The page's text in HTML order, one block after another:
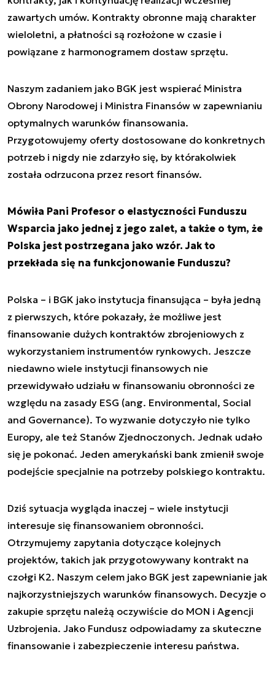
zawartych umów. Kontrakty obronne mają charakter
wieloletni, a płatności są rozłożone w czasie i
powiązane z harmonogramem dostaw sprzętu.
Naszym zadaniem jako BGK jest wspierać Ministra
Obrony Narodowej i Ministra Finansów w zapewnianiu
optymalnych warunków finansowania.
Przygotowujemy oferty dostosowane do konkretnych
potrzeb i nigdy nie zdarzyło się, by którakolwiek
została odrzucona przez resort finansów.
Mówiła Pani Profesor o elastyczności Funduszu
Wsparcia jako jednej z jego zalet, a także o tym, że
Polska jest postrzegana jako wzór. Jak to
przekłada się na funkcjonowanie Funduszu?
Polska – i BGK jako instytucja finansująca – była jedną
z pierwszych, które pokazały, że możliwe jest
finansowanie dużych kontraktów zbrojeniowych z
wykorzystaniem instrumentów rynkowych. Jeszcze
niedawno wiele instytucji finansowych nie
przewidywało udziału w finansowaniu obronności ze
względu na zasady ESG (ang. Environmental, Social
and Governance). To wyzwanie dotyczyło nie tylko
Europy, ale też Stanów Zjednoczonych. Jednak udało
się je pokonać. Jeden amerykański bank zmienił swoje
podejście specjalnie na potrzeby polskiego kontraktu.
Dziś sytuacja wygląda inaczej – wiele instytucji
interesuje się finansowaniem obronności.
Otrzymujemy zapytania dotyczące kolejnych
projektów, takich jak przygotowywany kontrakt na
czołgi K2. Naszym celem jako BGK jest zapewnianie jak
najkorzystniejszych warunków finansowych. Decyzje o
zakupie sprzętu należą oczywiście do MON i Agencji
Uzbrojenia. Jako Fundusz odpowiadamy za skuteczne
finansowanie i zabezpieczenie interesu państwa.